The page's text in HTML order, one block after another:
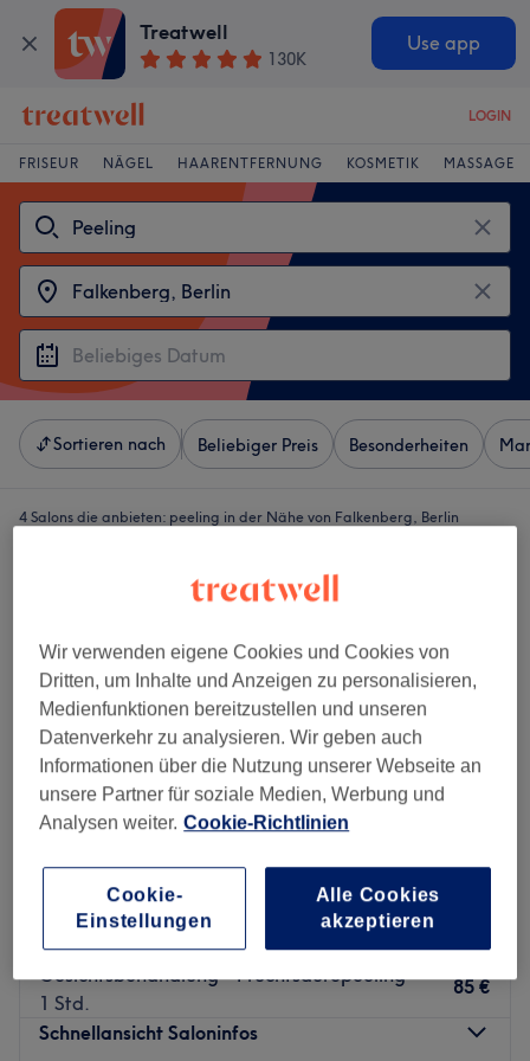
Treatwell
130K
Use app
LOGIN
FRISEUR NÄGEL HAARENTFERNUNG KOSMETIK MASSAGE
Sortieren nach Beliebiger Preis Besonderheiten
4 Salons die anbieten: peeling in der Nähe von Falkenberg, Berlin
Layal Beauty
651 Bewertungen
Falkenberg, Berlin
Auf Karte anzeigen
Gesichtsbehandlung - Fruchtsäurepeeling
1 Std.
85 €
Schnellansicht Saloninfos
Wir verwenden eigene Cookies und Cookies von
Dritten, um Inhalte und Anzeigen zu personalisieren,
Medienfunktionen bereitzustellen und unseren
Datenverkehr zu analysieren. Wir geben auch
Informationen über die Nutzung unserer Webseite an
unsere Partner für soziale Medien, Werbung und
Analysen weiter. Cookie-Richtlinien
Cookie-
Einstellungen
Alle Cookies
akzeptieren